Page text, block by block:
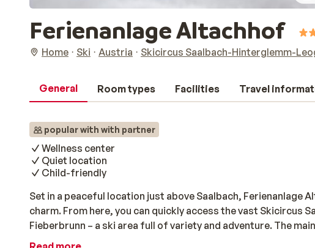
Ferienanlage Altachhof
Home Ski Austria Skicircus Saalbach-Hinterglemm-
General Room types Facilities Travel
popular with with partner
Wellness center
Quiet location
Child-friendly
Set in a peaceful location just above Saalbach,
charm. From here, you can quickly access the vast Skicircus
Fieberbrunn – a ski area full of variety and adventure. The
with plenty of wood, soft tones, and large windows framing